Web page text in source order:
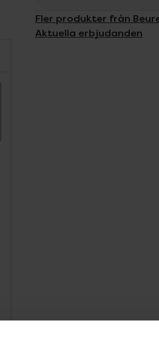
Fler produkter från
Aktuella erbjudanden